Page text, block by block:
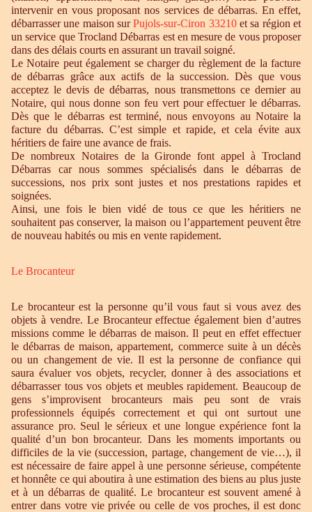
intervenir en vous proposant nos services de débarras. En effet,
débarrasser une maison surPujols-sur-Ciron 33210et sa région et
un service que Trocland Débarras est en mesure de vous proposer
dans des délais courts en assurant un travail soigné.
Le Notaire peut également se charger du règlement de la facture
de débarras grâce aux actifs de la succession. Dès que vous
acceptez le devis de débarras, nous transmettons ce dernier au
Notaire, qui nous donne son feu vert pour effectuer le débarras.
Dès que le débarras est terminé, nous envoyons au Notaire la
facture du débarras. C’est simple et rapide, et cela évite aux
héritiers de faire une avance de frais.
De nombreux Notaires de la Gironde font appel à Trocland
Débarras car nous sommes spécialisés dans le débarras de
successions, nos prix sont justes et nos prestations rapides et
soignées.
Ainsi, une fois le bien vidé de tous ce que les héritiers ne
souhaitent pas conserver, la maison ou l’appartement peuvent être
de nouveau habités ou mis en vente rapidement.
Le Brocanteur
Le brocanteur est la personne qu’il vous faut si vous avez des
objets à vendre. Le Brocanteur effectue également bien d’autres
missions comme le débarras de maison. Il peut en effet effectuer
le débarras de maison, appartement, commerce suite à un décès
ou un changement de vie. Il est la personne de confiance qui
saura évaluer vos objets, recycler, donner à des associations et
débarrasser tous vos objets et meubles rapidement. Beaucoup de
gens s’improvisent brocanteurs mais peu sont de vrais
professionnels équipés correctement et qui ont surtout une
assurance pro. Seul le sérieux et une longue expérience font la
qualité d’un bon brocanteur. Dans les moments importants ou
difficiles de la vie (succession, partage, changement de vie…), il
est nécessaire de faire appel à une personne sérieuse, compétente
et honnête ce qui aboutira à une estimation des biens au plus juste
et à un débarras de qualité. Le brocanteur est souvent amené à
entrer dans votre vie privée ou celle de vos proches, il est donc